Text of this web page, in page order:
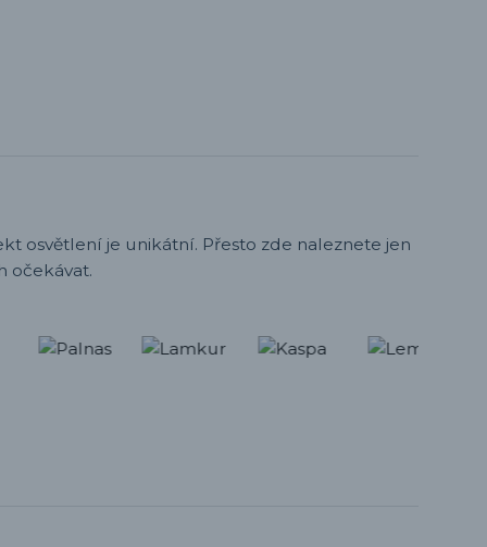
osvětlení je unikátní. Přesto zde naleznete jen
očekávat.